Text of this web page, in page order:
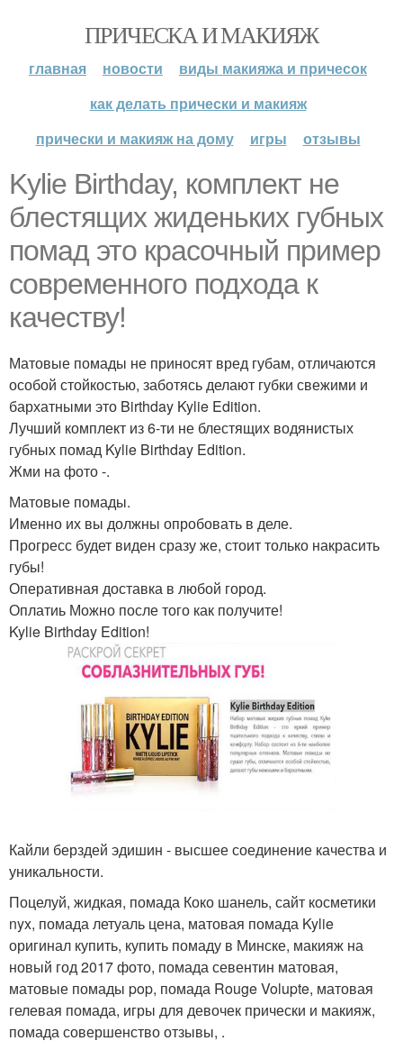
ПРИЧЕСКА И МАКИЯЖ
главная новости
виды макияжа и причесок
как делать прически и макияж
прически и макияж на дому
игры отзывы
Kylie Birthday, комплект не
блестящих жиденьких губных
помад это красочный пример
современного подхода к
качеству!
Матовые помады не приносят вред губам, отличаются
особой стойкостью, заботясь делают губки свежими и
бархатными это Birthday Kylie Edition.
Лучший комплект из 6-ти не блестящих водянистых
губных помад Kylie Birthday Edition.
Жми на фото -.
Матовые помады.
Именно их вы должны опробовать в деле.
Прогресс будет виден сразу же, стоит только накрасить
губы!
Оперативная доставка в любой город.
Оплатиь Можно после того как получите!
Kylie Birthday Edition!
Кайли берздей эдишин - высшее соединение качества и
уникальности.
Поцелуй, жидкая, помада Коко шанель, сайт косметики
nyx, помада летуаль цена, матовая помада Kylie
оригинал купить, купить помаду в Минске, макияж на
новый год 2017 фото, помада севентин матовая,
матовые помады pop, помада Rouge Volupte, матовая
гелевая помада, игры для девочек прически и макияж,
помада совершенство отзывы, .